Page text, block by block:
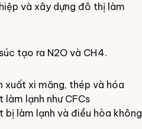
và xây dựng đô thị làm
tạo ra N2O và CH4.
xuất xi măng, thép và hóa
lạnh như CFCs
làm lạnh và điều hòa không